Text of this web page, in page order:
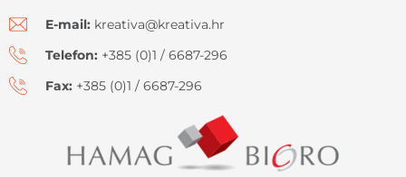
E-mail: kreativa@kreativa.hr
Telefon: +385 (0)1 / 6687-296
Fax: +385 (0)1 / 6687-296